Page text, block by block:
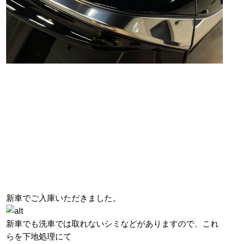
新車でご入庫いただきました。
新車でも洗車では取れないシミなどがありますので、これ
らを下地処理にて